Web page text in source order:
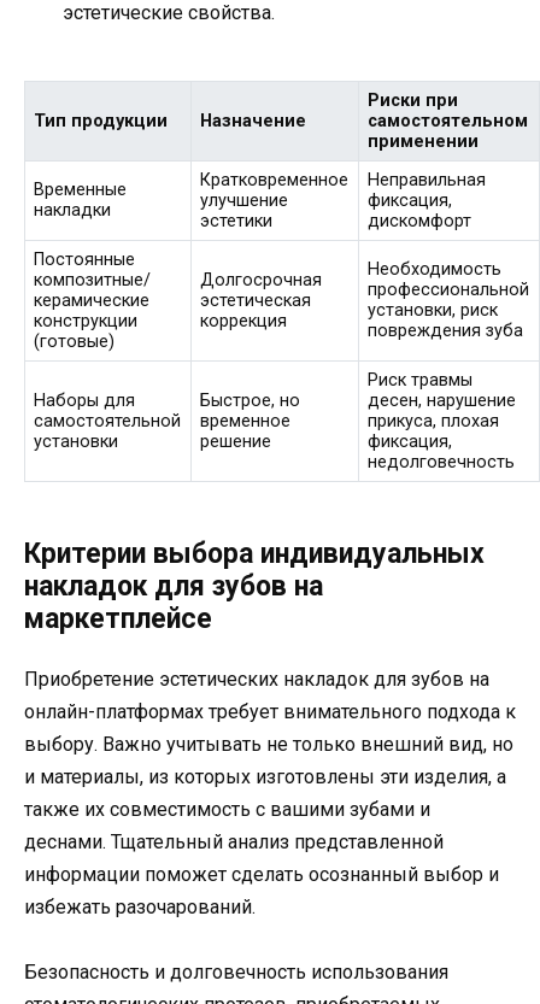
эстетические свойства.
Тип продукции Назначение
Риски при
самостоятельном
применении
Временные
накладки
Кратковременное
улучшение
эстетики
Неправильная
фиксация,
дискомфорт
Постоянные
композитные/
керамические
конструкции
(готовые)
Долгосрочная
эстетическая
коррекция
Необходимость
профессиональной
установки, риск
повреждения зуба
Наборы для
самостоятельной
установки
Быстрое, но
временное
решение
Риск травмы
десен, нарушение
прикуса, плохая
фиксация,
недолговечность
Критерии выбора индивидуальных
накладок для зубов на
маркетплейсе
Приобретение эстетических накладок для зубов на
онлайн-платформах требует внимательного подхода к
выбору. Важно учитывать не только внешний вид, но
и материалы, из которых изготовлены эти изделия, а
также их совместимость с вашими зубами и
деснами. Тщательный анализ представленной
информации поможет сделать осознанный выбор и
избежать разочарований.
Безопасность и долговечность использования